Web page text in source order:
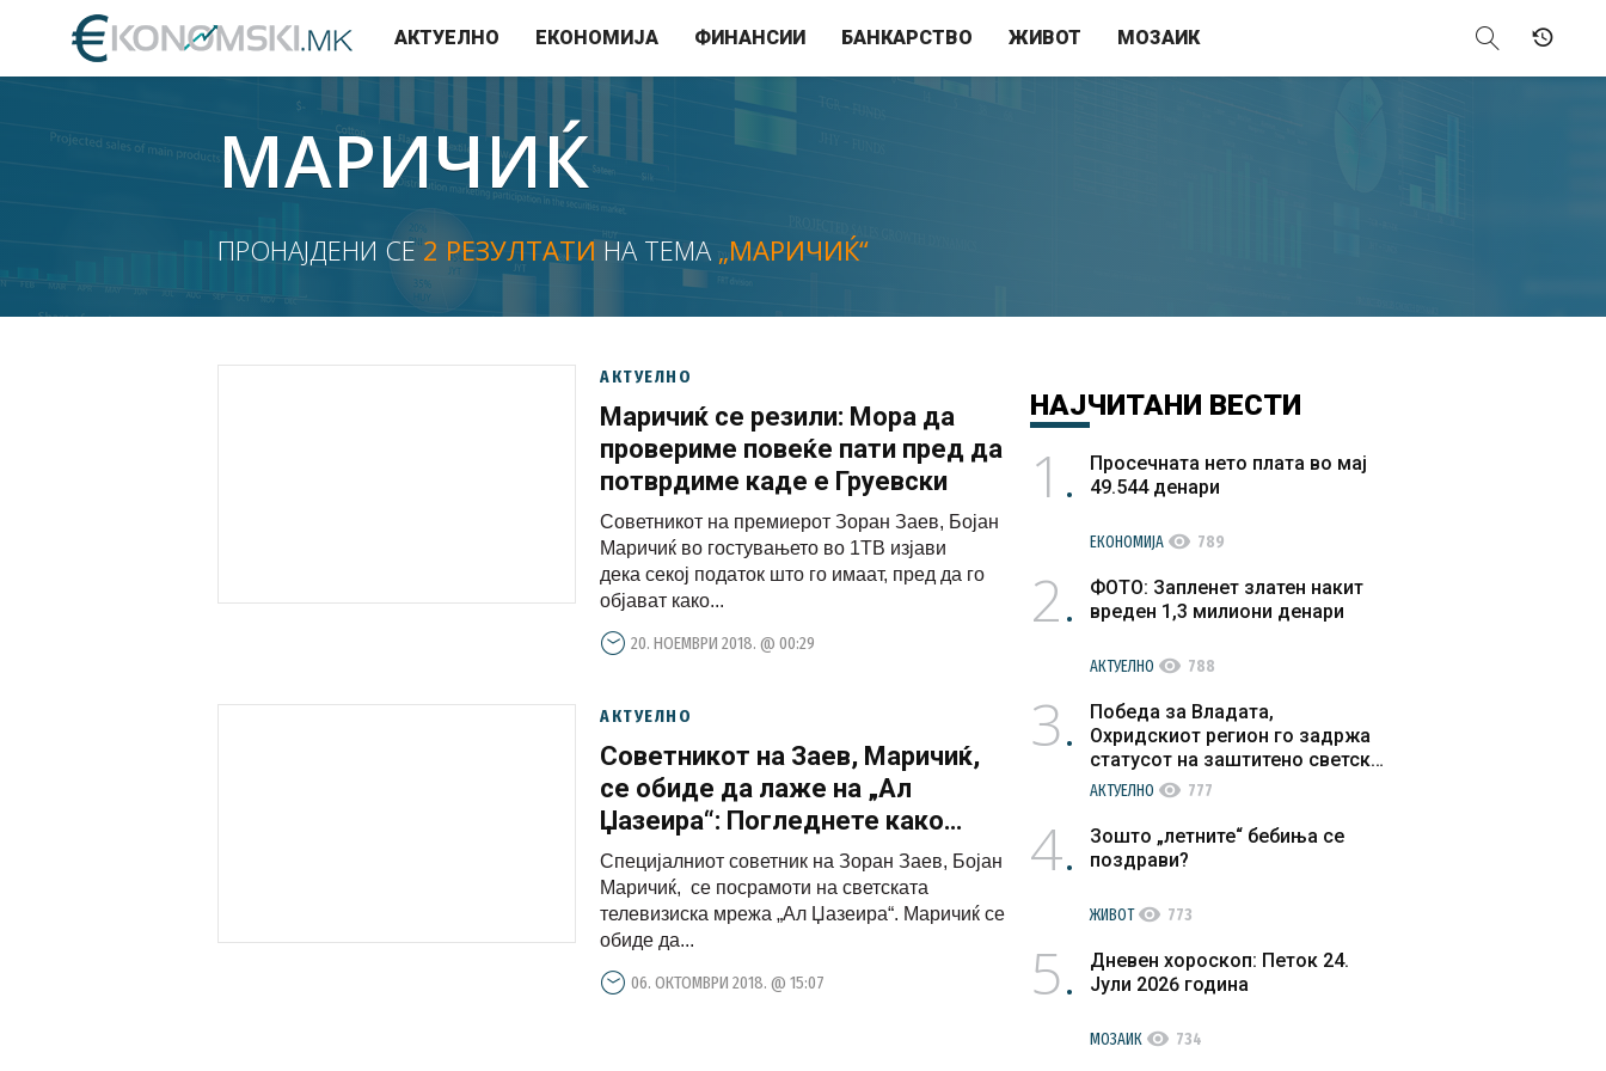
АКТУЕЛНО ЕКОНОМИЈА ФИНАНСИИ БАНКАРСТВО ЖИВОТ МОЗАИК
МАРИЧИЌ
ПРОНАЈДЕНИ СЕ2 РЕЗУЛТАТИНА ТЕМА „МАРИЧИЌ“
АКТУЕЛНО
Маричиќ се резили: Мора да
провериме повеќе пати пред да
потврдиме каде е Груевски
Советникот на премиерот Зоран Заев, Бојан
Маричиќ во гостувањето во 1ТВ изјави
дека секој податок што го имаат, пред да го
објават како...
20. НОЕМВРИ 2018. @ 00:29
АКТУЕЛНО
Советникот на Заев, Маричиќ,
се обиде да лаже на „Ал
Џазеира“: Погледнете како
водителката го замоли да не
манипулира! (ВИДЕО)
Специјалниот советник на Зоран Заев, Бојан
Маричиќ, се посрамоти на светската
телевизиска мрежа „Ал Џазеира“. Маричиќ се
обиде да...
06. ОКТОМВРИ 2018. @ 15:07
НАЈЧИТАНИ ВЕСТИ
1
Просечната нето плата во мај
49.544 денари
ЕКОНОМИЈА visibility 789
2
ФОТО: Запленет златен накит
вреден 1,3 милиони денари
АКТУЕЛНО visibility 788
3
Победа за Владата,
Охридскиот регион го задржа
статусот на заштитено светско
културно наследство
АКТУЕЛНО visibility 777
4
Зошто „летните“ бебиња се
поздрави?
ЖИВОТvisibility 773
5
Дневен хороскоп: Петок 24.
Јули 2026 година
МОЗАИК visibility 734